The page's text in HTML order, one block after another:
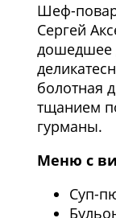
Шеф-
Сергей
дошедшее
болотная
тщанием
гурманы.
Меню с
Суп-